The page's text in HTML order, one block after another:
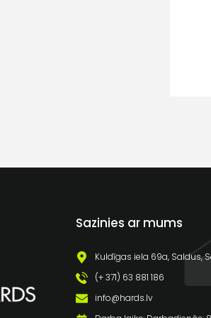
Sazinies ar mums
Kuldīgas iela 69a, Saldus,
(+ 371) 63 881 186
info@hards.lv